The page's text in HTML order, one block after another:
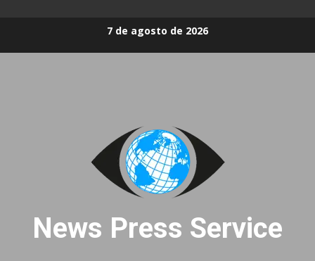
7 de agosto de 2026
News Press Service